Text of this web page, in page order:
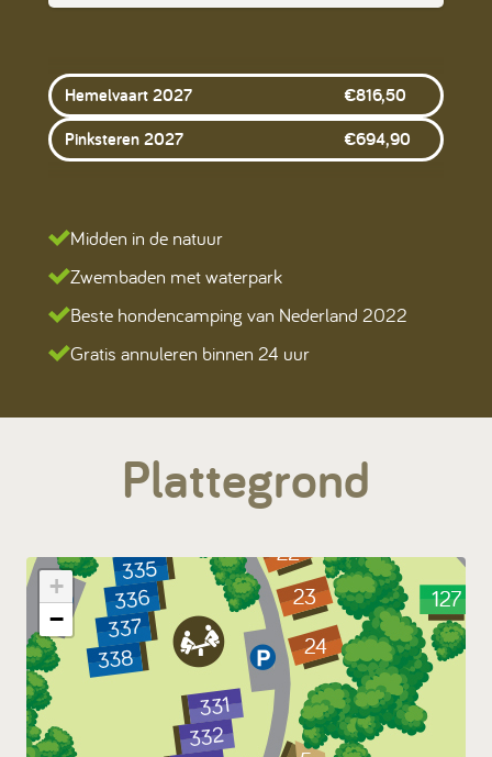
Hemelvaart 2027 €816,50
Pinksteren 2027
€694,90
Midden in de natuur
Zwembaden met waterpark
Beste hondencamping van Nederland 2022
Gratis annuleren binnen 24 uur
Plattegrond
+
−